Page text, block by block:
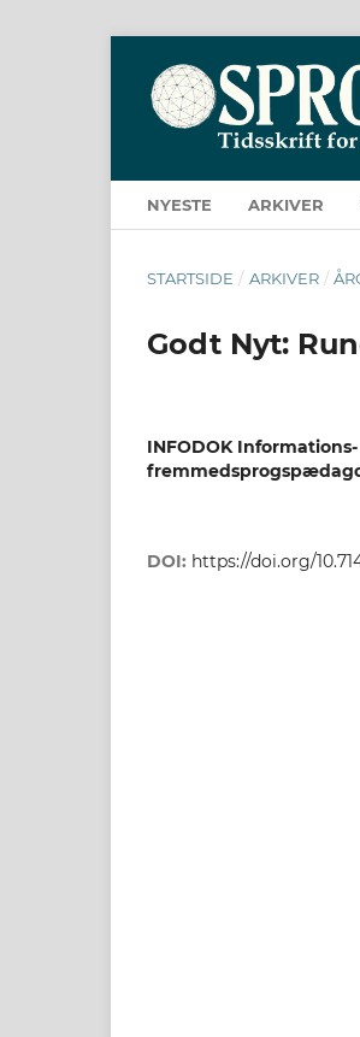
NYESTE ARKIVER
STARTSIDE / ARKIVER /
Godt Nyt:
INFODOK
DOI: https://doi.org/